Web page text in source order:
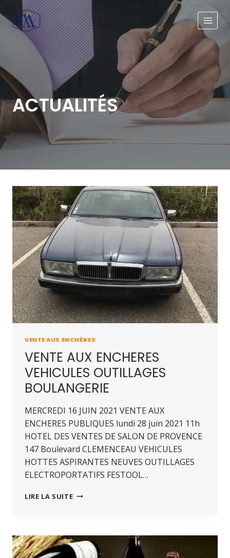
ACTUALITÉS
VENTE AUX ENCHÈRES
VENTE AUX ENCHERES
VEHICULES OUTILLAGES
BOULANGERIE
MERCREDI 16 JUIN 2021 VENTE AUX
ENCHERES PUBLIQUES lundi 28 juin 2021 11h
HOTEL DES VENTES DE SALON DE PROVENCE
147 Boulevard CLEMENCEAU VEHICULES
HOTTES ASPIRANTES NEUVES OUTILLAGES
ELECTROPORTATIFS FESTOOL…
LIRE LA SUITE